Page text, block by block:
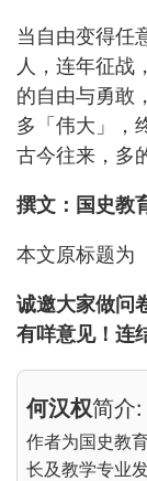
当自由变得任
人，连年征战
的自由与勇敢
多「伟大」，
古今往来，多
撰文：国史教
本文原标题为
诚邀大家做问
有咩意见！连
何汉权简介:
作者为国史教
长及教学专业